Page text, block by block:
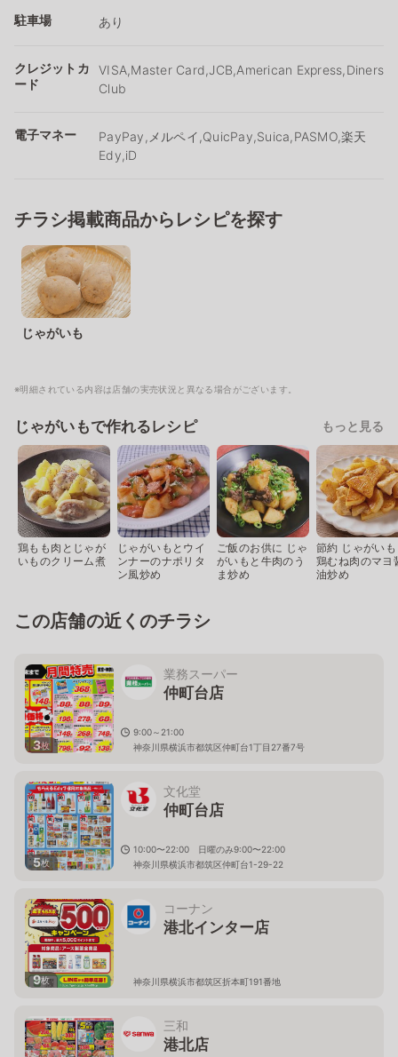
駐車場 あり
クレジットカ
ード
VISA,Master Card,JCB,American Express,Diners
Club
電子マネー
PayPay,メルペイ,QuicPay,Suica,PASMO,楽天
Edy,iD
チラシ掲載商品からレシピを探す
じゃがいも
※明細されている内容は店舗の実売状況と異なる場合がございます。
じゃがいもで作れるレシピ もっと見る
鶏もも肉とじゃが
いものクリーム煮
じゃがいもとウイ
ンナーのナポリタ
ン風炒め
ご飯のお供に じゃ
がいもと牛肉のう
ま炒め
節約 じゃがい
鶏むね肉のマヨ
油炒め
この店舗の近くのチラシ
3枚
業務スーパー
仲町台店
9:00～21:00
神奈川県横浜市都筑区仲町台1丁目27番7号
5枚
文化堂
仲町台店
10:00〜22:00 日曜のみ9:00〜22:00
神奈川県横浜市都筑区仲町台1-29-22
9枚
コーナン
港北インター店
神奈川県横浜市都筑区折本町191番地
三和
港北店